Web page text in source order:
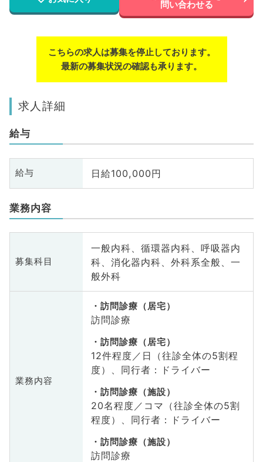
問い合わせる
こちらの求人は募集を停止しております。
最新の募集状況の確認も承ります。
求人詳細
給与
給与 日給100,000円
業務内容
募集科目
一般内科、循環器内科、呼吸器内
科、消化器内科、外科系全般、一
般外科
業務内容
訪問診療（居宅）
訪問診療
訪問診療（居宅）
12件程度／日（往診全体の5割程
度）、同行者：ドライバー
訪問診療（施設）
20名程度／コマ（往診全体の5割
程度）、同行者：ドライバー
訪問診療（施設）
訪問診療